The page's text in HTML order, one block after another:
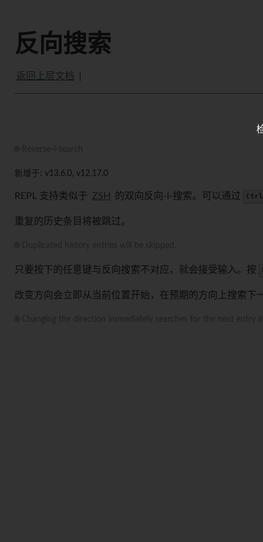
反向搜索
返回上层文档
新增于: v13.6.0, v12.17.0
REPL 支持类似于 ZSH 的双向反向-i-搜索。可以通过 Ctrl
重复的历史条目将被跳过。
只要按下的任意键与反向搜索不对应，就会接受输入。按
改变方向会立即从当前位置开始，在预期的方向上搜索下